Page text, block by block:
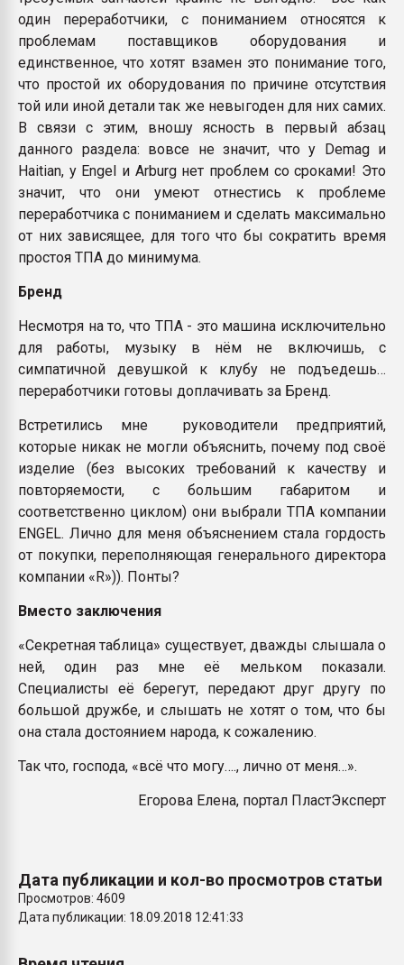
один переработчики, с пониманием относятся к
проблемам поставщиков оборудования и
единственное, что хотят взамен это понимание того,
что простой их оборудования по причине отсутствия
той или иной детали так же невыгоден для них самих.
В связи с этим, вношу ясность в первый абзац
данного раздела: вовсе не значит, что у Demag и
Haitian, у Engel и Arburg нет проблем со сроками! Это
значит, что они умеют отнестись к проблеме
переработчика с пониманием и сделать максимально
от них зависящее, для того что бы сократить время
простоя ТПА до минимума.
Бренд
Несмотря на то, что ТПА - это машина исключительно
для работы, музыку в нём не включишь, с
симпатичной девушкой к клубу не подъедешь…
переработчики готовы доплачивать за Бренд.
Встретились мне руководители предприятий,
которые никак не могли объяснить, почему под своё
изделие (без высоких требований к качеству и
повторяемости, с большим габаритом и
соответственно циклом) они выбрали ТПА компании
ENGEL. Лично для меня объяснением стала гордость
от покупки, переполняющая генерального директора
компании «R»)). Понты?
Вместо заключения
«Секретная таблица» существует, дважды слышала о
ней, один раз мне её мельком показали.
Специалисты её берегут, передают друг другу по
большой дружбе, и слышать не хотят о том, что бы
она стала достоянием народа, к сожалению.
Так что, господа, «всё что могу…., лично от меня…».
Егорова Елена, портал ПластЭксперт
Дата публикации и кол-во просмотров статьи
Просмотров: 4609
Дата публикации: 18.09.2018 12:41:33